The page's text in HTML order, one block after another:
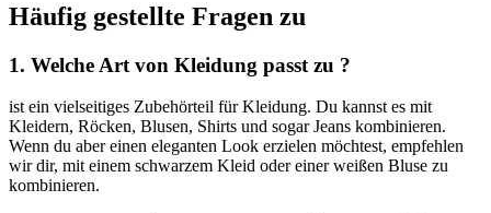
Häufig gestellte Fragen zu
1. Welche Art von Kleidung passt zu ?
ist ein vielseitiges Zubehörteil für Kleidung. Du kannst es mit
Kleidern, Röcken, Blusen, Shirts und sogar Jeans kombinieren.
Wenn du aber einen eleganten Look erzielen möchtest, empfehlen
wir dir, mit einem schwarzem Kleid oder einer weißen Bluse zu
kombinieren.